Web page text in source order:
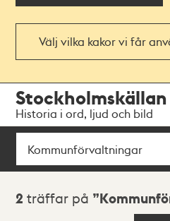
Välj vilka kakor vi får
navigationen
huvudinnehållet
Stockholmskällan
Historia i ord, ljud och bild
Sök
Sökresultat
2 träffar på